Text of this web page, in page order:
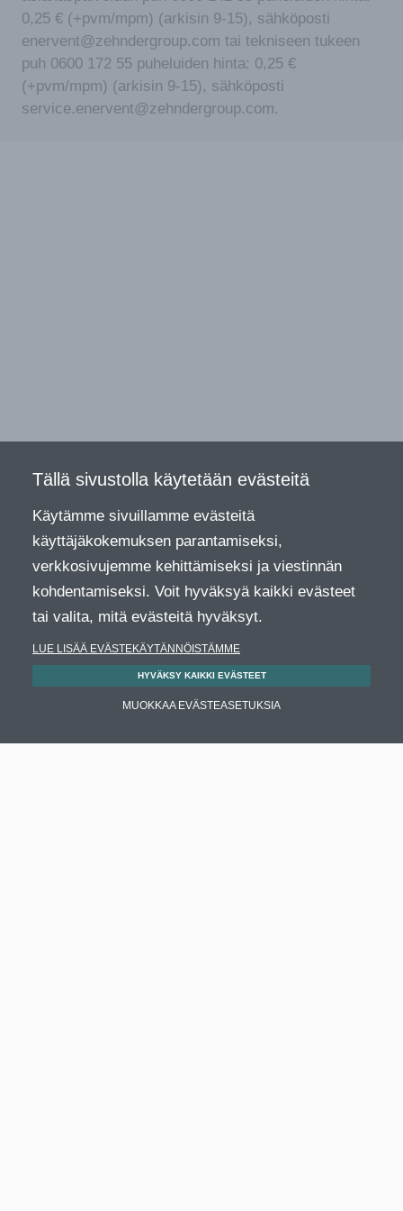
0,25 € (+pvm/mpm) (arkisin 9-15), sähköposti
enervent@zehndergroup.com tai tekniseen tukeen
puh 0600 172 55 puheluiden hinta: 0,25 €
(+pvm/mpm) (arkisin 9-15), sähköposti
service.enervent@zehndergroup.com.
Tällä sivustolla käytetään evästeitä
Käytämme sivuillamme evästeitä
käyttäjäkokemuksen parantamiseksi,
verkkosivujemme kehittämiseksi ja viestinnän
kohdentamiseksi. Voit hyväksyä kaikki evästeet
tai valita, mitä evästeitä hyväksyt.
LUE LISÄÄ EVÄSTEKÄYTÄNNÖISTÄMME
HYVÄKSY KAIKKI EVÄSTEET
MUOKKAA EVÄSTEASETUKSIA